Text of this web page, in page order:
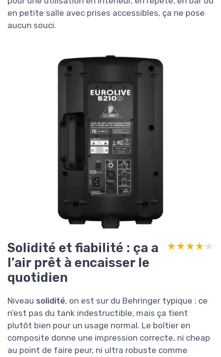
en petite salle avec prises accessibles, ça ne pose
aucun souci.
Solidité et fiabilité : ça a
l’air prêt à encaisser le
quotidien
★★★★★
★★★★★
Niveau solidité, on est sur du Behringer typique : ce
n’est pas du tank indestructible, mais ça tient
plutôt bien pour un usage normal. Le boîtier en
composite donne une impression correcte, ni cheap
au point de faire peur, ni ultra robuste comme